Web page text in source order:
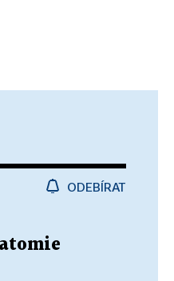
ODEBÍRAT